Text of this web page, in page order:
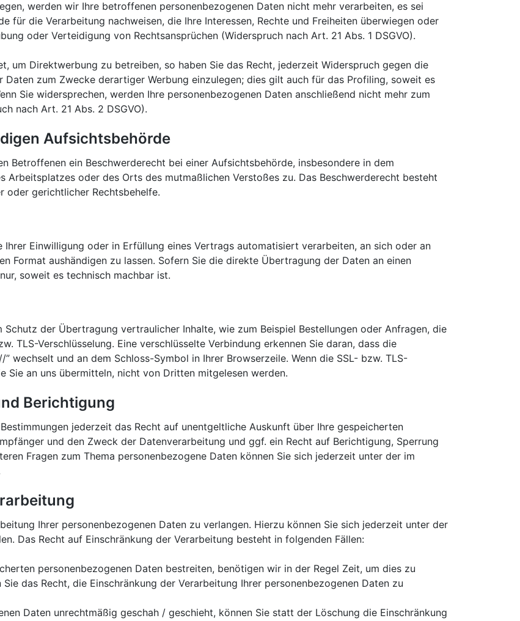
werden wir Ihre betroffenen personenbezogenen Daten nicht mehr verarbeiten, es sei
für die Verarbeitung nachweisen, die Ihre Interessen, Rechte und Freiheiten überwiegen oder
oder Verteidigung von Rechtsansprüchen (Widerspruch nach Art. 21 Abs. 1 DSGVO).
um Direktwerbung zu betreiben, so haben Sie das Recht, jederzeit Widerspruch gegen die
zum Zwecke derartiger Werbung einzulegen; dies gilt auch für das Profiling, soweit es
Sie widersprechen, werden Ihre personenbezogenen Daten anschließend nicht mehr zum
nach Art. 21 Abs. 2 DSGVO).
Aufsichtsbehörde
Betroffenen ein Beschwerderecht bei einer Aufsichtsbehörde, insbesondere in dem
Arbeitsplatzes oder des Orts des mutmaßlichen Verstoßes zu. Das Beschwerderecht besteht
oder gerichtlicher Rechtsbehelfe.
Ihrer Einwilligung oder in Erfüllung eines Vertrags automatisiert verarbeiten, an sich oder an
Format aushändigen zu lassen. Sofern Sie die direkte Übertragung der Daten an einen
soweit es technisch machbar ist.
der Übertragung vertraulicher Inhalte, wie zum Beispiel Bestellungen oder Anfragen, die
TLS-Verschlüsselung. Eine verschlüsselte Verbindung erkennen Sie daran, dass die
wechselt und an dem Schloss-Symbol in Ihrer Browserzeile. Wenn die SSL- bzw. TLS-
Sie an uns übermitteln, nicht von Dritten mitgelesen werden.
Berichtigung
jederzeit das Recht auf unentgeltliche Auskunft über Ihre gespeicherten
und den Zweck der Datenverarbeitung und ggf. ein Recht auf Berichtigung, Sperrung
Fragen zum Thema personenbezogene Daten können Sie sich jederzeit unter der im
Ihrer personenbezogenen Daten zu verlangen. Hierzu können Sie sich jederzeit unter der
Das Recht auf Einschränkung der Verarbeitung besteht in folgenden Fällen:
personenbezogenen Daten bestreiten, benötigen wir in der Regel Zeit, um dies zu
das Recht, die Einschränkung der Verarbeitung Ihrer personenbezogenen Daten zu
Daten unrechtmäßig geschah / geschieht, können Sie statt der Löschung die Einschränkung